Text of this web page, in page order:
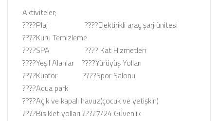
Aktiviteler;
????Plaj ????Elektirikli araç şarj ünitesi
????Kuru Temizleme
????SPA ???? Kat Hizmetleri
????Yeşil Alanlar ????Yürüyüş Yolları
????Kuaför ????Spor Salonu
????Aqua park
????Açık ve kapalı havuz(çocuk ve yetişkin)
????Bisiklet yolları ????7/24 Güvenlik